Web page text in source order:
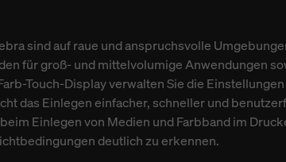
sind auf raue und anspruchsvolle
für groß- und mittelvolumige Anwendungen
Touch-Display verwalten Sie die
das Einlegen einfacher, schneller und
Einlegen von Medien und Farbband im
deutlich zu erkennen.